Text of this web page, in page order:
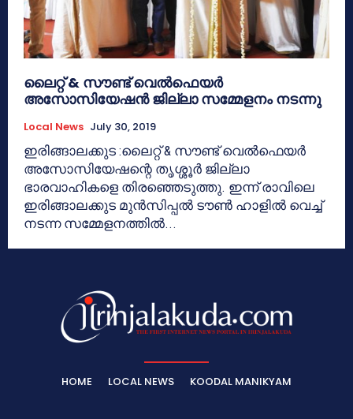
ലൈറ്റ് & സൗണ്ട് വെല്‍ഫെയര്‍
അസോസിയേഷന്‍ ജില്ലാ സമ്മേളനം നടന്നു
Local News July 30, 2019
ഇരിങ്ങാലക്കുട :ലൈറ്റ് & സൗണ്ട് വെല്‍ഫെയര്‍
അസോസിയേഷന്റെ തൃശ്ശൂര്‍ ജില്ലാ
ഭാരവാഹികളെ തിരഞ്ഞെടുത്തു. ഇന്ന് രാവിലെ
ഇരിങ്ങാലക്കുട മുന്‍സിപ്പല്‍ ടൗണ്‍ ഹാളില്‍ വെച്ച്
നടന്ന സമ്മേളനത്തില്‍...
HOME LOCAL NEWS KOODAL MANIKYAM